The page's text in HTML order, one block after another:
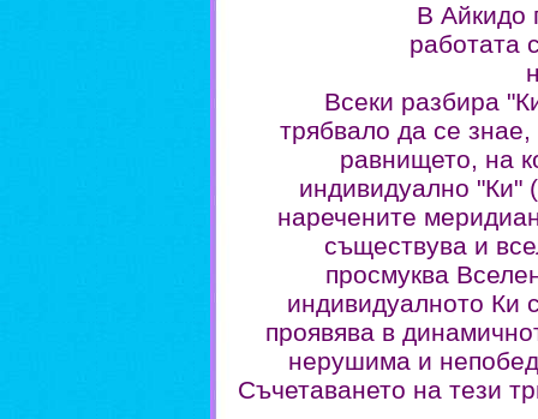
В Айкидо
работата
Всеки разбира
трябвало да се
равнището, на
индивидуално "Ки"
наречените
съществува и
просмуква
индивидуалното Ки
проявява в
нерушима и
Съчетаването на тези